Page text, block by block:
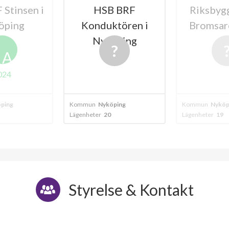
Stinsen i
A
HSB BRF
Konduktören i
Nyköping
Kommun Nyköping
Lägenheter 20
Kommun
Lägenheter 19
Styrelse & Kontakt